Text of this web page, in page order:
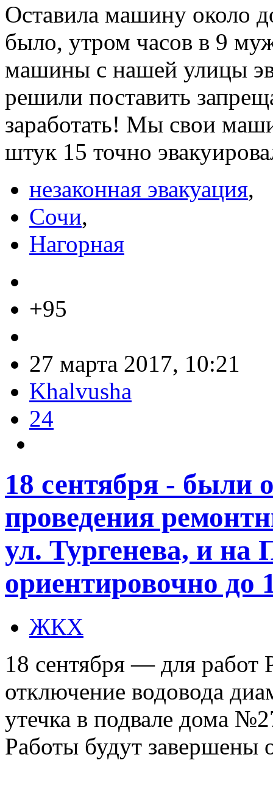
Оставила машину около
было, утром часов в 9
машины с нашей улицы
решили поставить
заработать! Мы свои
штук 15 точно
незаконная эвакуация,
Сочи,
Нагорная
+95
27 марта 2017, 10:21
Khalvusha
24
18 сентября - были
проведения
ул. Тургенева, и на
ориентировочно до
ЖКХ
18 сентября — для
отключение водовода
утечка в подвале дома
Работы будут завершены